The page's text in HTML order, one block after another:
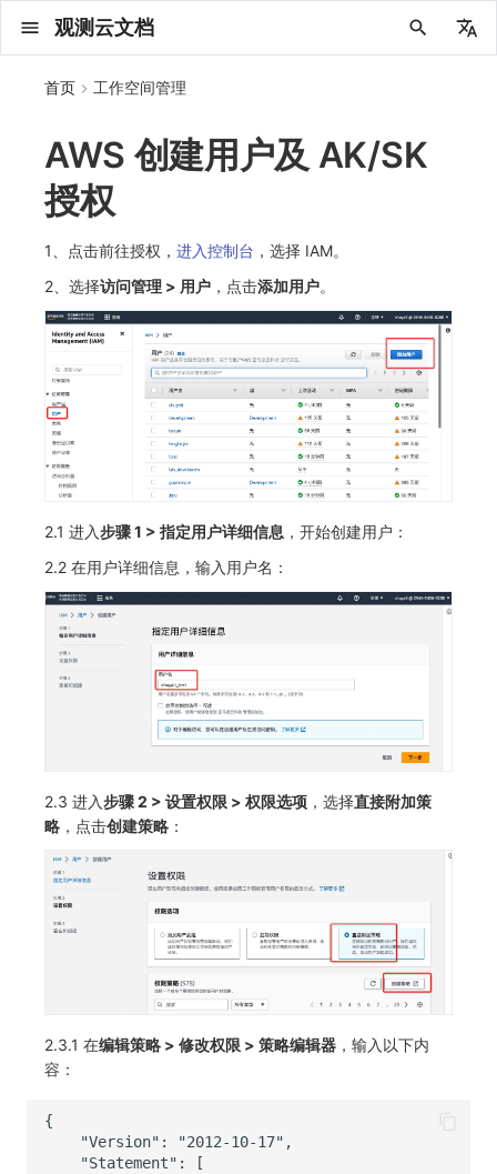
观测云文档
2025 年
2024 年
2023 年
2022 年
2021 年
2020 年
2019 年
概念先解
客户价值
注册免费版
注册商业版
从官网注册商业版
版本区分
常见问题
安装并使用 DataKit 在 Linux 上安装
在 macOS 上安装
在 Kubernetes 上安装
以 Kubernetes helm 方式安装
Docker 安装
Datakit Operator
快速创建仪表板
开始使用监控器
开启 APM 链路追踪
更新日志 2025
DataKit 安装
主机安装
批量安装
离线安装
DataKit 使用
服务管理
更新
DQL 查询
故障排查
虚拟互联网接入
性能展示
DataKit 配置
主配置
选举配置
代理配置
DataKit Operator
其它配置方式
DataKit 开发手册
HTTP API
DQL 查询入口
DQL 函数
高级函数
DBSCAN
DQL VS 其它查询语言
PromQL 快速上手
管理 Pipelines
Pipeline 手册
快速开始
Platypus 语法
内置函数
性能基准和优化
仪表板 列表管理
可视化图表
图表类型
图表查询
图表 JSON
事件关联
视图变量
变量查询
查看器
快速搭建
页面管理
内置视图
绑定内置视图
常见问题
创建/编辑笔记
Chart Block 配置说明
所有事件
未恢复事件
变更事件
智能监控事件
事件详情
常见问题
创建错误投递规则
错误列表
错误规则详情
常见问题
创建 Issue
管理 Issue
分析看板
配置管理
等级定义
通知策略
故障列表
故障详情
故障分析看板
配置管理
等级定义
故障自动分析
故障聚合规则
常见问题
类型
数据库
总览
网络流
设备
资源目录
数据上报
常见问题
新建实体对象
实体列表
实体详情
实体类型管理
全景拓扑图
指标采集
指标分析
指标管理
生成指标
常见问题
日志采集
浏览器日志采集
小程序日志采集
日志查看器
日志列表
BPF 网络日志
错误追踪
日志索引
外部索引
跨工作空间索引查询
常见问题
数据采集 关联 Web 应用访问
应用性能监测关联日志
性能指标
服务详情
分析看板
手动安装
查看器
错误追踪
Profiling
更新日志
前端框架插件接入
SSR 框架下接入
Electron 应用接入
应用数据采集
WebSocket 长连接采集
自定义 View
FAQ
小程序
更新日志
远程配置与强制采样
基于 Uniapp 开发框架的小程序接入
Android
更新日志
应用接入
配置说明
应用数据采集
故障排查
iOS/tvOS/macOS
更新日志
快速开始
应用接入
高级场景
应用数据采集
故障排查
HarmonyOS
更新日志
应用接入
配置说明
应用数据采集
故障排查
React Native
更新日志
应用接入
配置说明
应用数据采集
故障排查
Flutter
更新日志
应用接入
配置说明
应用数据采集
故障排查
UniApp
更新日志
应用接入
配置说明
应用数据采集
故障排查
快速开始
配置说明
高级场景
故障排查
Unity
快速开始
配置说明
高级场景
Session（会话）
Resource（资源）
Action（操作）
Long Task（长任务）
Error（错误）
分析看板
Web
用户洞察
会话热图
数据访问
自建追踪
SourceMap
SourceMap 配置
Webpack 上传 sourcemap
Vite 上传 sourcemap
数据拦截与修改
内容安全策略
拨测任务 API 拨测
多步拨测
浏览器拨测
查看器
自建节点管理
常见问题
新建检测规则 官方检测库
管理检测规则
执行日志
Arbiter
语法
数据采集
查看器
监控器 官方模板库
自定义模板库
监控器列表
运算符
真值表
事件等级
自定义事件通知模板
智能监控
应用智能检测
主机智能检测
Kubernetes 智能检测
用户访问智能检测
新建 SLO
SLO 详情
静默管理
告警策略
新建告警策略
告警聚合通知模板
通知对象管理
钉钉机器人
飞书机器人
Webhook 自定义
短信
语音电话
Slack
Teams
常见问题
账号设置
偏好设置
其他设置
空间设置
关键指标
日志延迟可见
MFA 管理
属性声明
字段管理
全局标签
环境变量
成员管理
邀请成员
角色管理
权限清单
API Keys 管理
Open API
黑名单
数据转发
新建转发规则
FAQ
数据访问
正则表达式
模版库
跨工作空间授权
敏感数据扫描
创建扫描规则
SAML
角色映射
常见问题
Status Page
应用列表 新建 Agent 监测应用
查看器
分析看板
查看器 搜索
时间控件
维度分析
保存快照
Obsy Copilot 可观测分析
资源生成
知识服务
套餐与积分
Agent 管理 Agent 创建
Agent 服务运维
Agent 正向代理配置
MCP 服务
消息渠道
Agent 协作（A2A）
我的任务
自动化
任务接入
用量统计
Agent 版本历史
Obscli
OWL CLI 手动安装
快速开始
工具清单
OWL MCP Server
快速开始
故障排查
公共请求参数
公共响应结构
接口签名认证
使用限制
请求示例
OpenAPI SDK
公共错误定义
仪表板
笔记
新版笔记
内置视图
服务管理
服务性能
未恢复事件列出
手动恢复事件
创建事件
异常追踪
频道
日程
配置管理
故障中心
故障列表
配置管理
错误中心
错误中心
基础设施
统一目录
实体列表
聚类查询
数据转发
数据访问
获取指标集相关信息
用户访问监测
应用
拨测任务
监控器
智能巡检
静默配置
通知对象管理
LLM监测
应用
字段管理
成员管理
角色管理
黑名单
Pipelines
数据访问
敏感数据脱敏
跨空间授权
列出
分享
删除
取消快照/图表分享
DQL 数据异步查询
DQL 数据查询
同组织 Trace 查询
列出
获取账单计费项消费累计
获取账户余额
作废认证 code
获取时序趋势图
Func 托管版
云账号管理
AWS
华为云
腾讯云
外部数据源
一般图表数据返回
脚本市场
基础
数据存储策略
商业版
计费产生逻辑
企业版
常见问题
费用结算方式 费用中心账号结算
亚马逊云账号结算
华为云账号结算
常见问题
注册与版本
名词解释
登录方式
账户概览
支持中心
账单管理
账户管理
工作空间管理
常见问题
发布历史 2025 年
2023 年
2022 年
私有化版本说明
产品部署
部署必读
基础设施部署
开始安装
DataWay
部署方案
开始使用
如何开始
SSO 管理
管理后台手册
运维手册
部署配置手册
使用FAQ
升级观测云
扩展使用
计量数据结构与使用
公共请求参数
公共响应结构
签名认证
前台账号
列出
新增
修改
删除
修改品牌标识
管理后台账号
列出
获取
修改
删除
工作空间成员
列出
修改
更换空间拥有者
工作空间
列出
获取
轮换工作空间 Token
批量设置故障 AI 自动分析配置
删除
使用量限制查询
使用量限制更新
修改品牌标识
工作空间-查询索引信息列表
工作空间 API Key
新建
修改
列出
批量删除
工作空间内置 API Key
初始化并获取
列出
批量删除
角色管理
列出
获取
分组管理
列出
修改
管理工作空间
有效的等级列表
模板管理
模版-列出
模版-导入自定义系统模版
模版-删除自定义模版
模版-批量删除自定义模版
数据查询
DQL数据查询
登录映射规则
添加映射配置
映射配置列出
删除映射配置
获取开关状态信息
场景-仪表板
标识ID导入
apm 服务列出
在线 Datakit 列表
关于内置角色的说明
未恢复事件查询
拓扑图图表接口
单位说明
飞书 SSO（OIDC）配置说明
SourceMap 分片上传
部署版跨站点授权
同组织跨工作空间 Trace 查询
观测云商业版订阅协议
观测云专属版订阅协议
观测云免费版订阅协议
观测云 SaaS 服务等级协议
法律声明
数据安全保密协议
数据安全协议
观测云费用中心用户充值协议
观测云费用中心服务协议
观测云移动应用隐私政策
观测云移动 SDK 隐私政策
数据处理协议（DPA）
观测云费用中心账号注销须知
观测云 Obsy AI 智能服务使用协议
首页 工作空间管理
AWS 创建用户及 AK/SK
授权
1、点击前往授权， 进入控制台 ，选择 IAM。
2、选择访问管理 > 用户 ，点击添加用户。
2.1 进入步骤 1 > 指定用户详细信息 ，开始创建用户：
2.2 在用户详细信息，输入用户名：
2.3 进入步骤 2 > 设置权限 > 权限选项 ，选择直接附加策
略 ，点击创建策略 ：
2.3.1 在编辑策略 > 修改权限 > 策略编辑器 ，输入以下内
容：